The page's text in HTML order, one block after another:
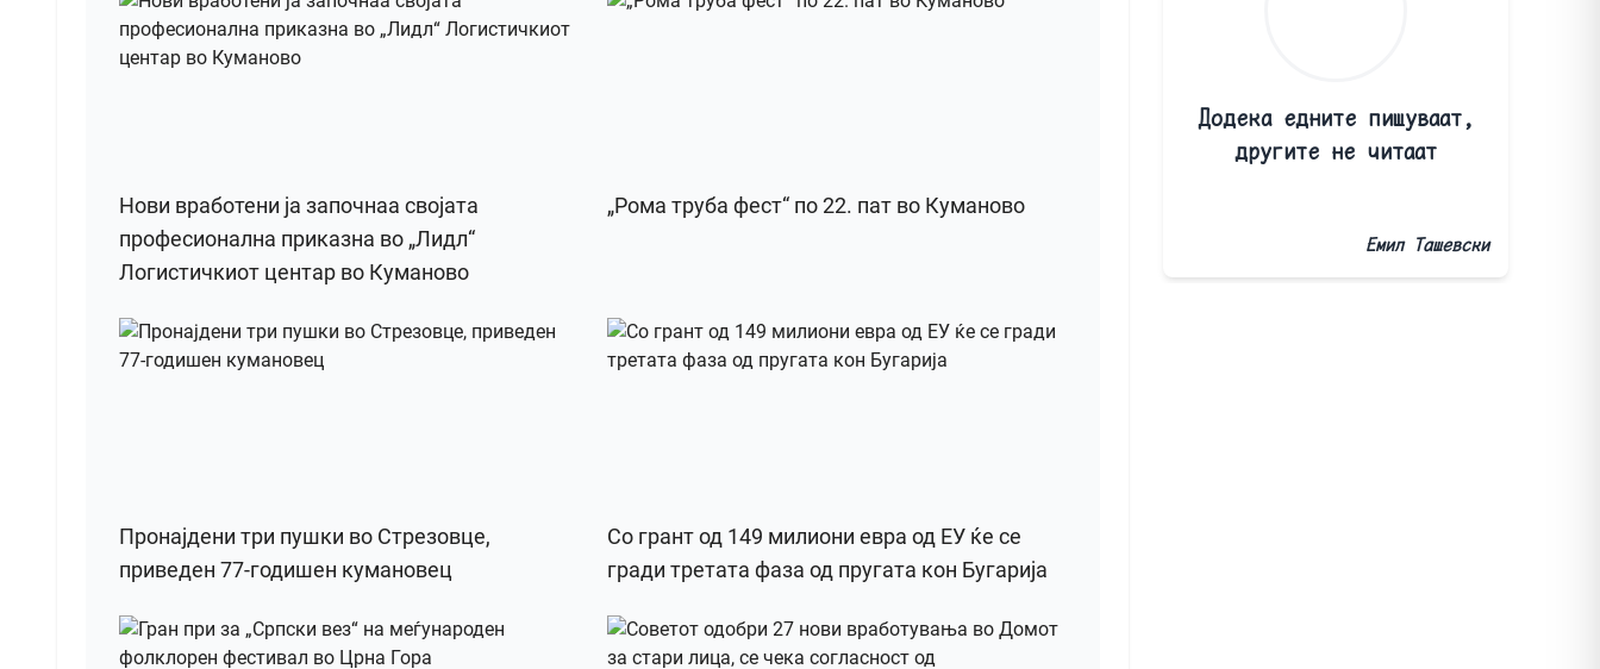
Нови вработени ја започнаа својата
професионална приказна во „Лидл“
Логистичкиот центар во Куманово
„Рома труба фест“ по 22. пат во Куманово
Пронајдени три пушки во Стрезовце,
приведен 77-годишен кумановец
Со грант од 149 милиони евра од ЕУ ќе се
гради третата фаза од пругата кон Бугарија
Додека едните пишуваат,
другите не читаат
Емил Ташевски